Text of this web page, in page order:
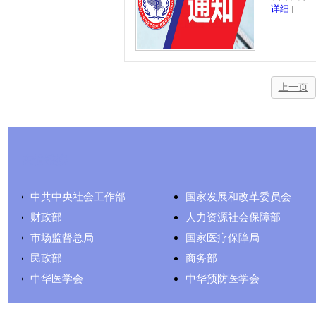
详细 ]
上一页
中共中央社会工作部
国家发展和改革委员会
财政部
人力资源社会保障部
市场监督总局
国家医疗保障局
民政部
商务部
中华医学会
中华预防医学会